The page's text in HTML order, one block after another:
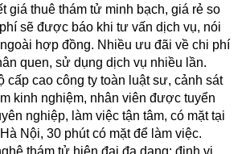
giá thuê thám tử minh bạch, giá rẻ so
sẽ được báo khi tư vấn dịch vụ, nói
hợp đồng. Nhiều ưu đãi về chi phí
quen, sử dụng dịch vụ nhiều lần.
cấp cao công ty toàn luật sư, cảnh sát
kinh nghiệm, nhân viên được tuyển
nghiệp, làm việc tận tâm, có mặt tại
Nội, 30 phút có mặt để làm việc.